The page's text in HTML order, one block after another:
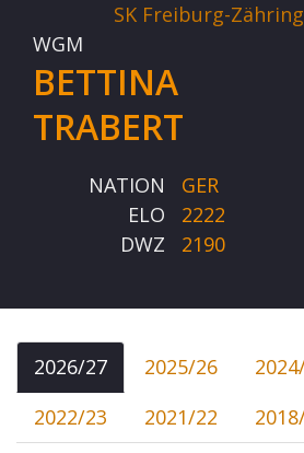
SK Freiburg-
WGM
BETTINA
TRABERT
NATION
GER
ELO
2222
DWZ
2190
2026/27 2025/26
2022/23
2021/22